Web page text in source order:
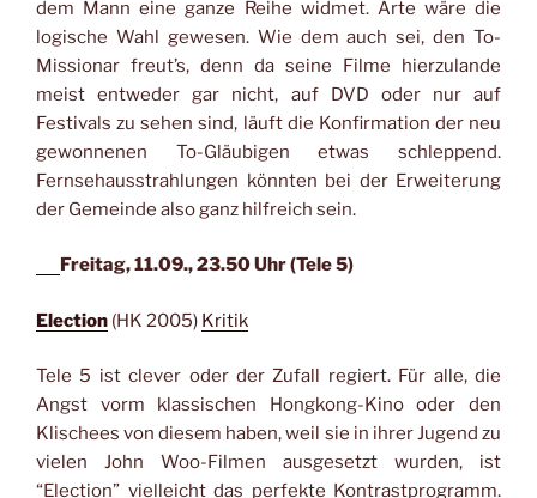
dem Mann eine ganze Reihe widmet. Arte wäre die
logische Wahl gewesen. Wie dem auch sei, den To-
Missionar freut’s, denn da seine Filme hierzulande
meist entweder gar nicht, auf DVD oder nur auf
Festivals zu sehen sind, läuft die Konfirmation der neu
gewonnenen To-Gläubigen etwas schleppend.
Fernsehausstrahlungen könnten bei der Erweiterung
der Gemeinde also ganz hilfreich sein.
Freitag, 11.09., 23.50 Uhr (Tele 5)
Election (HK 2005) Kritik
Tele 5 ist clever oder der Zufall regiert. Für alle, die
Angst vorm klassischen Hongkong-Kino oder den
Klischees von diesem haben, weil sie in ihrer Jugend zu
vielen John Woo-Filmen ausgesetzt wurden, ist
“Election” vielleicht das perfekte Kontrastprogramm.